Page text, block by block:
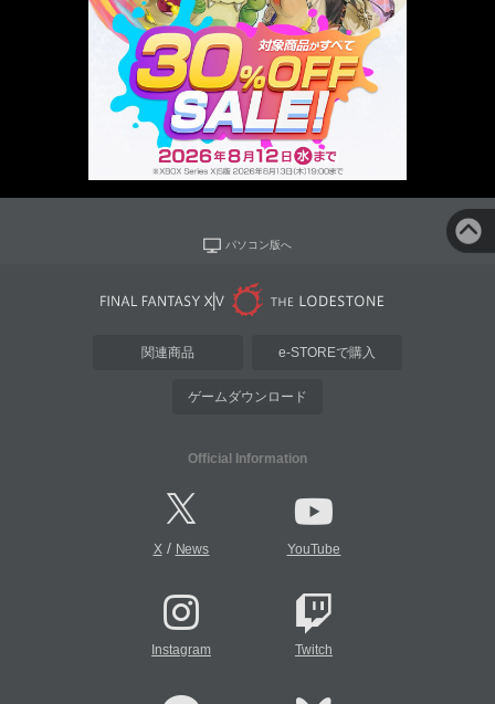
パソコン版へ
関連商品 e-STOREで購入
ゲームダウンロード
Official Information
X/ News YouTube
Instagram Twitch